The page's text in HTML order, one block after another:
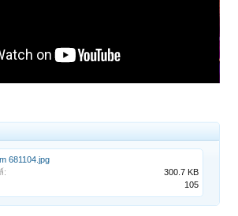
681104.jpg
:
300.7 KB
105